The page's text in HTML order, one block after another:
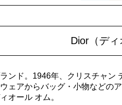
Dior（デ
ンド。1946年、クリスチャ
ェアからバッグ・小物などの
オール オム。